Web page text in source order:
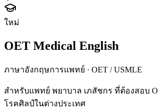
ใหม่
OET Medical English
ภาษาอังกฤษการแพทย์ · OET / USMLE
สำหรับแพทย์ พยาบาล เภสัชกร ที่ต้องสอบ
โรคศิลป์ในต่างประเทศ